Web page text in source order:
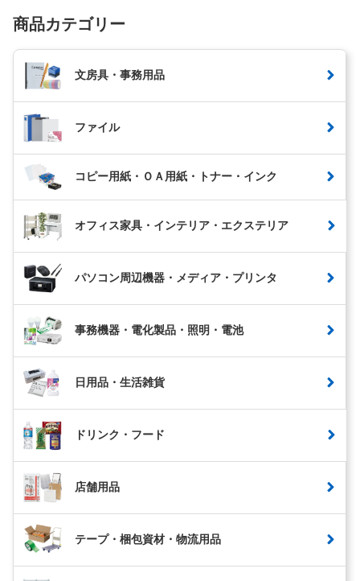
商品カテゴリー
文房具・事務用品
ファイル
コピー用紙・ＯＡ用紙・トナー・インク
オフィス家具・インテリア・エクステリア
パソコン周辺機器・メディア・プリンタ
事務機器・電化製品・照明・電池
日用品・生活雑貨
ドリンク・フード
店舗用品
テープ・梱包資材・物流用品